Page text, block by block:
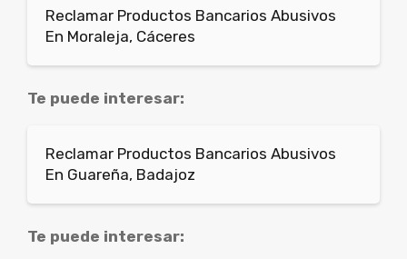
Reclamar Productos Bancarios Abusivos
En Moraleja, Cáceres
Te puede interesar:
Reclamar Productos Bancarios Abusivos
En Guareña, Badajoz
Te puede interesar: